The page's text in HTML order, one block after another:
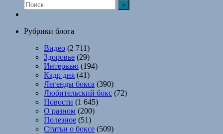
Рубрики блога
Видео (2 711)
Здоровье (29)
Интервью (194)
Кадр дня (41)
Легенды бокса (390)
Любительский бокс (72)
Новости (1 645)
О разном (200)
Полезное (51)
Статьи о боксе (509)